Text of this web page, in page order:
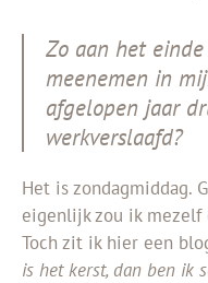
Zo aan het
meenemen in
afgelopen jaar
werkverslaafd?
Het is zondagmiddag.
eigenlijk zou ik mezelf
Toch zit ik hier een
is het kerst, dan ben ik